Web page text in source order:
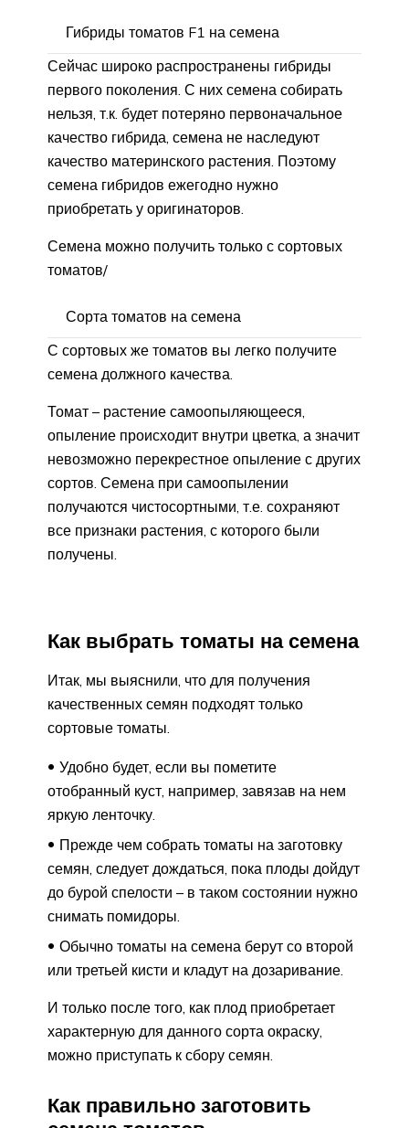
Гибриды томатов F1 на семена
Сейчас широко распространены гибриды
первого поколения. С них семена собирать
нельзя, т.к. будет потеряно первоначальное
качество гибрида, семена не наследуют
качество материнского растения. Поэтому
семена гибридов ежегодно нужно
приобретать у оригинаторов.
Семена можно получить только с сортовых
томатов/
Сорта томатов на семена
С сортовых же томатов вы легко получите
семена должного качества.
Томат – растение самоопыляющееся,
опыление происходит внутри цветка, а значит
невозможно перекрестное опыление с других
сортов. Семена при самоопылении
получаются чистосортными, т.е. сохраняют
все признаки растения, с которого были
получены.
Как выбрать томаты на семена
Итак, мы выяснили, что для получения
качественных семян подходят только
сортовые томаты.
Удобно будет, если вы пометите
отобранный куст, например, завязав на нем
яркую ленточку.
Прежде чем собрать томаты на заготовку
семян, следует дождаться, пока плоды дойдут
до бурой спелости – в таком состоянии нужно
снимать помидоры.
Обычно томаты на семена берут со второй
или третьей кисти и кладут на дозаривание.
И только после того, как плод приобретает
характерную для данного сорта окраску,
можно приступать к сбору семян.
Как правильно заготовить